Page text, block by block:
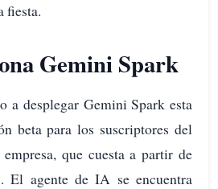
fiesta.
Gemini Spark
a desplegar Gemini Spark esta
beta para los suscriptores del
que cuesta a partir de
El agente de IA se encuentra